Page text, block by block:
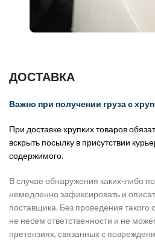
ДОСТАВКА
Важно при получении груза с
При доставке хрупких товаров
вскрыть посылку в присутствии
содержимого.
В случае обнаружения каких-либо
немедленно зафиксировать и
поставщика. Без проведения
не несем ответственности и не
претензиях, связанных с